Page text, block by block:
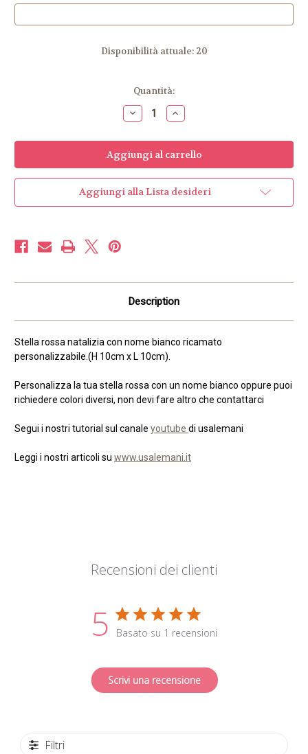
Disponibilità attuale: 20
Quantità:
Diminuisci
la
di
Stella
rossa
natalizia
Aumenta
la
di
Stella
rossa
natalizia
Aggiungi alla Lista desideri
Description
Stella rossa natalizia con nome bianco ricamato
personalizzabile.(H 10cm x L 10cm).
Personalizza la tua stella rossa con un nome bianco oppure puoi
richiedere colori diversi, non devi fare altro che contattarci
Segui i nostri tutorial sul canale youtube di usalemani
Leggi i nostri articoli su www.usalemani.it
Recensioni dei clienti
5 Basato su 1 recensioni
Scrivi una recensione
Filtri